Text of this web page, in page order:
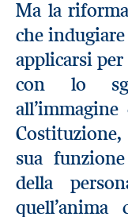
Ma la
che
applicarsi
con lo
sua
della